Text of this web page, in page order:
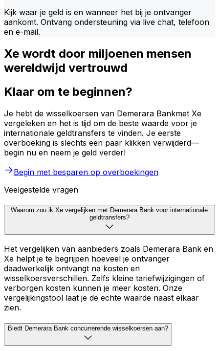
Kijk waar je geld is en wanneer het bij je ontvanger
aankomt. Ontvang ondersteuning via live chat, telefoon
en e-mail.
Xe wordt door miljoenen mensen
wereldwijd vertrouwd
Klaar om te beginnen?
Je hebt de wisselkoersen van Demerara Bankmet Xe
vergeleken en het is tijd om de beste waarde voor je
internationale geldtransfers te vinden. Je eerste
overboeking is slechts een paar klikken verwijderd—
begin nu en neem je geld verder!
Begin met besparen op overboekingen
Veelgestelde vragen
Waarom zou ik Xe vergelijken met Demerara Bank voor internationale
geldtransfers?
Het vergelijken van aanbieders zoals Demerara Bank en
Xe helpt je te begrijpen hoeveel je ontvanger
daadwerkelijk ontvangt na kosten en
wisselkoersverschillen. Zelfs kleine tariefwijzigingen of
verborgen kosten kunnen je meer kosten. Onze
vergelijkingstool laat je de echte waarde naast elkaar
zien.
Biedt Demerara Bank concurrerende wisselkoersen aan?